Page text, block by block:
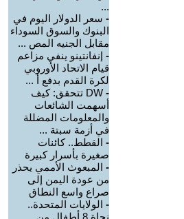
...
- سعر الدولار اليوم في
البنوك والسوق السوداء
مقابل الجنيه المص ...
- إنفانتينو ينفي مزاعم
قيام الاتحاد الأوروبي
لكرة القدم بدفع أ ...
-
DW تتحقق: كيف
أسهمت الشائعات
والمعلومات المضللة
في أزمة سبتة ...
- القطط.. كائنات
صغيرة بأسرار كبيرة
- المبعوث الأممي يحذر
من عودة اليمن إلى
صراع واسع النطاق
- الولايات المتحدة..
نجاة 8 أطفال من